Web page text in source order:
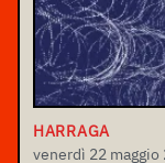
HARRAGA
venerdì 22 maggio